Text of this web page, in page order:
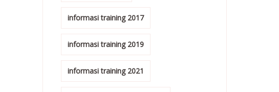
informasi training 2017
informasi training 2019
informasi training 2021